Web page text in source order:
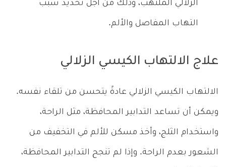
الزلالي الملتهب، وذلك من أجل تحديد سبب
التهاب المفاصل والألم.
علاج الالتهاب الكيسي الزلالي
الالتهاب الكيسي الزلالي عادةً يتحسن من تلقاء نفسه.
ويمكن أن تساعد التدابير المحافظة، مثل الراحة،
واستخدام الثلج، وأخذ مسكن للألم في التخفيف من
الشعور بعدم الراحة. وإذا لم تنجح التدابير المحافظة،